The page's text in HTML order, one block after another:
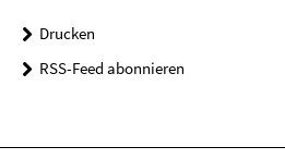
Drucken
RSS-Feed abonnieren